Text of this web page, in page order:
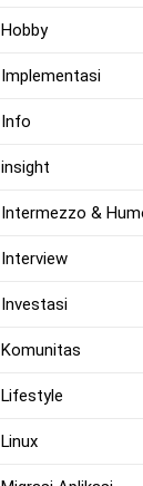
Hobby
Implementasi
Info
insight
Intermezzo &
Interview
Investasi
Komunitas
Lifestyle
Linux